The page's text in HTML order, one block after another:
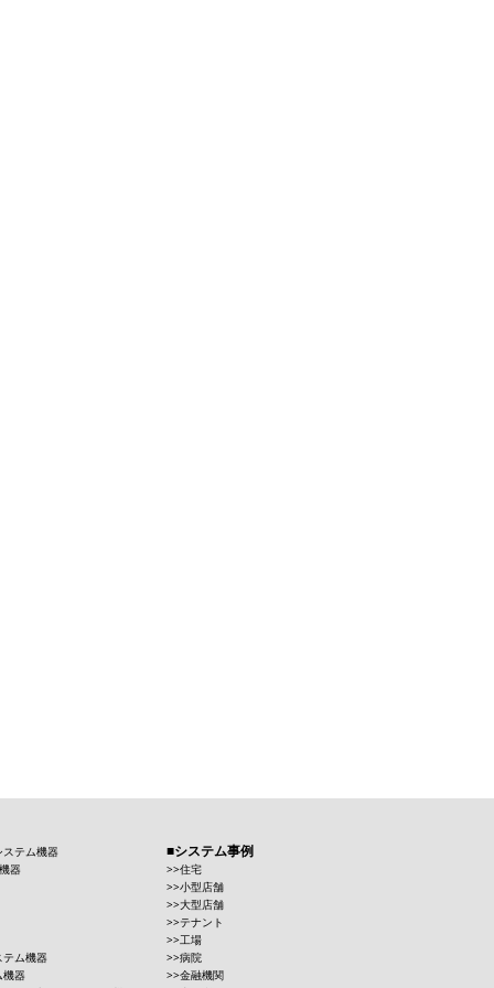
テム機器
器
テム機器
機器
システム事例
住宅
小型店舗
大型店舗
テナント
工場
病院
金融機関